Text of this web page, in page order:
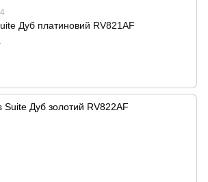
Дуб платиновий RV821AF